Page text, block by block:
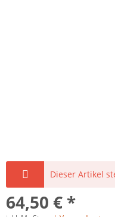
Dieser Artikel
64,50 € *